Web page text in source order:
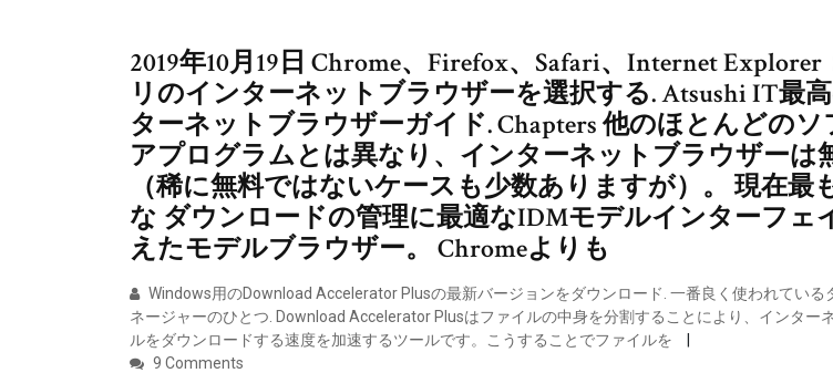
2019年10月19日 Chrome、Firefox、Safari、Internet
リのインターネットブラウザーを選択する. Atsushi IT最
ターネットブラウザーガイド. Chapters 他のほとんどの
アプログラムとは異なり、インターネットブラウザーは
（稀に無料ではないケースも少数ありますが）。 現在最
な ダウンロードの管理に最適なIDMモデルインターフェ
えたモデルブラウザー。 Chromeよりも
Windows用のDownload Accelerator Plusの最新バージョンをダウンロード. 一番良く使われている
ネージャーのひとつ. Download Accelerator Plusはファイルの中身を分割することにより、インター
ルをダウンロードする速度を加速するツールです。こうすることでファイルを
9 Comments